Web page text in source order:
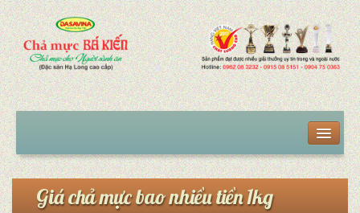
Sản phẩm
Giá chả mực bao nhiều tiền 1kg